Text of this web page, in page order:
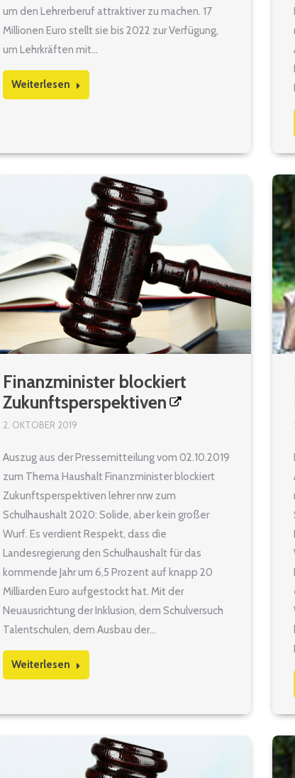
um den Lehrerberuf attraktiver zu machen. 17
Millionen Euro stellt sie bis 2022 zur Verfügung,
um Lehrkräften mit…
Weiterlesen
Finanzminister blockiert
Zukunftsperspektiven
2. OKTOBER 2019
Auszug aus der Pressemitteilung vom 02.10.2019
zum Thema Haushalt Finanzminister blockiert
Zukunftsperspektiven lehrer nrw zum
Schulhaushalt 2020: Solide, aber kein großer
Wurf. Es verdient Respekt, dass die
Landesregierung den Schulhaushalt für das
kommende Jahr um 6,5 Prozent auf knapp 20
Milliarden Euro aufgestockt hat. Mit der
Neuausrichtung der Inklusion, dem Schulversuch
Talentschulen, dem Ausbau der…
Weiterlesen